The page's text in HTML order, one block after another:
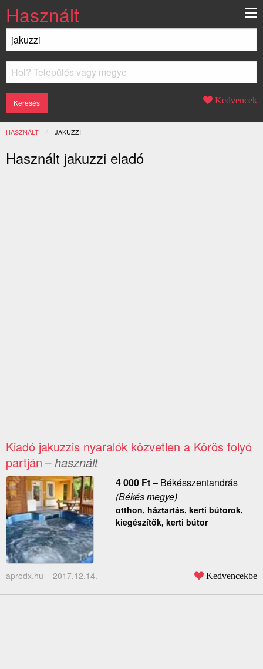
Használt
Kedvencek
HASZNÁLT JELENLEGI:
JAKUZZI
Használt jakuzzi eladó
Kiadó jakuzzis nyaralók közvetlen a Körös folyó
partján– használt
4 000 Ft– Békésszentandrás
(Békés megye)
otthon, háztartás, kerti bútorok,
kiegészítők, kerti bútor
aprodx.hu – 2017.12.14. Kedvencekbe